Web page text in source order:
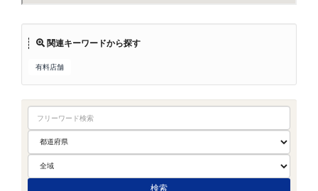
関連キーワードから探す
有料店舗